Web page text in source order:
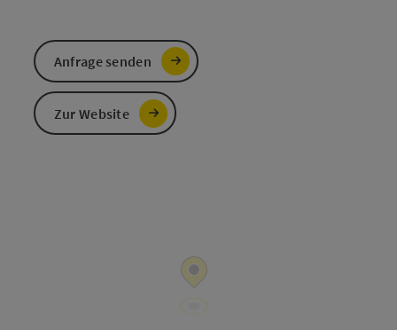
Anfrage senden
Zur Website